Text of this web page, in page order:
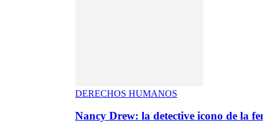
DERECHOS HUMANOS
Nancy Drew: la detective icono de la